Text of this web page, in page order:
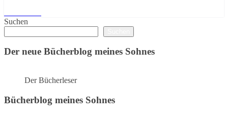
Suchen
Der neue Bücherblog meines Sohnes
Der Bücherleser
Bücherblog meines Sohnes